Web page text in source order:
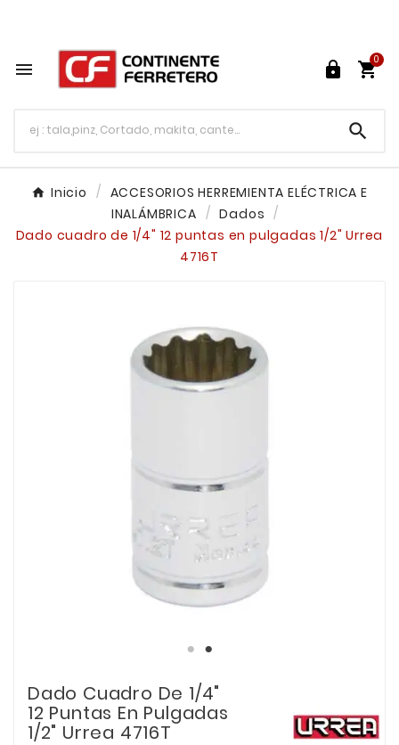
  
0

Inicio
ACCESORIOS HERREMIENTA ELÉCTRICA E
INALÁMBRICA
Dados
Dado cuadro de 1/4" 12 puntas en pulgadas 1/2" Urrea
4716T
Dado Cuadro De 1/4"
12 Puntas En Pulgadas
1/2" Urrea 4716T